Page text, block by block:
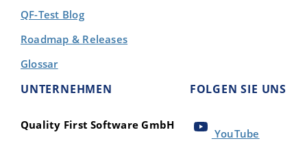
QF-Test Blog
Roadmap & Releases
Glossar
UNTERNEHMEN
Quality First Software GmbH
FOLGEN SIE UNS
YouTube